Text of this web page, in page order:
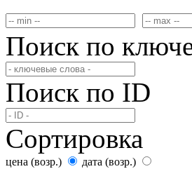
Поиск по
Поиск по ID
Сортировка
цена (возр.)
дата (возр.)